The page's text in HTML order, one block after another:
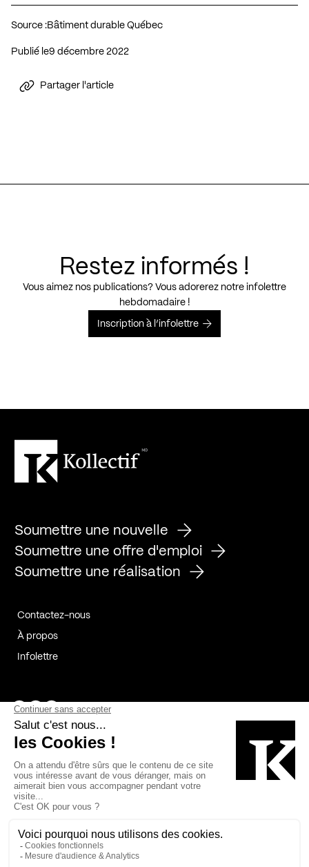
Source :Bâtiment durable Québec
Publié le 9 décembre 2022
Partager l'article
Restez informés !
Vous aimez nos publications? Vous adorerez notre infolettre
hebdomadaire !
Inscription à l’infolettre
Soumettre une nouvelle
Soumettre une offre d'emploi
Soumettre une réalisation
Contactez-nous
À propos
Infolettre
Page Facebook de Kollectif
Page Instagram de Kollectif
Page Linkedin de Kollectif
Bâtiment-Durable-Québec-1
Esquisses-1
MP-1 v2com-1